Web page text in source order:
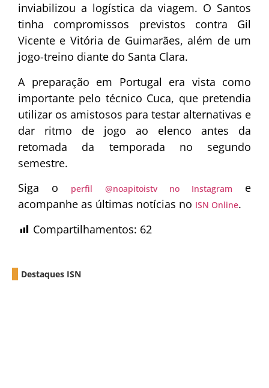
inviabilizou a logística da viagem. O Santos
tinha compromissos previstos contra Gil
Vicente e Vitória de Guimarães, além de um
jogo-treino diante do Santa Clara.
A preparação em Portugal era vista como
importante pelo técnico Cuca, que pretendia
utilizar os amistosos para testar alternativas e
dar ritmo de jogo ao elenco antes da
retomada da temporada no segundo
semestre.
Siga o
perfil @noapitoistv no Instagram
e
acompanhe as últimas notícias no ISN Online.
Compartilhamentos: 62
Destaques ISN